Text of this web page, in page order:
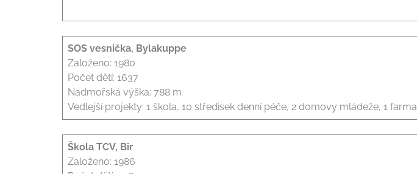
SOS vesnička, Bylakuppe
Založeno: 1980
Počet dětí: 1637
Nadmořská výška: 788 m
Vedlejší projekty: 1 škola, 10 středisek denní péče, 2 domovy mládeže, 1 farma
Škola TCV, Bir
Založeno: 1986